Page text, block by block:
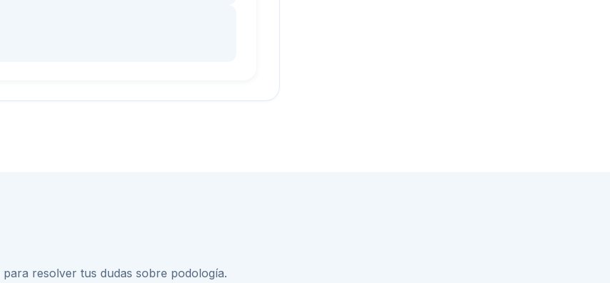
para resolver tus dudas sobre podología.